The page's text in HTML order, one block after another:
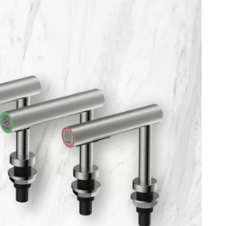
|
DE
DE MÂINI
BĂI |
HOKWANG